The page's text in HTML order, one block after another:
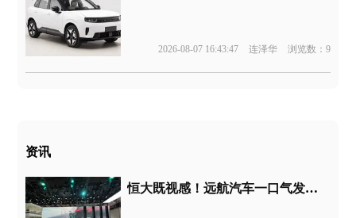
2026-08-07 16:43:47 连泽华 浏览数：9
资讯
恒大既视感！远航汽车一口气发布四款新车